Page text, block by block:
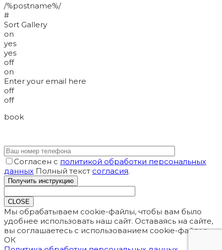
/%postname%/
#
Sort Gallery
on
yes
yes
off
on
Enter your email here
off
off
book
Согласен с политикой обработки персональных
данных Полный текст согласия.
CLOSE
Мы обрабатываем cookie-файлы, чтобы вам было
удобнее использовать наш сайт. Оставаясь на сайте,
вы соглашаетесь с использованием cookie-файлов.
ОК